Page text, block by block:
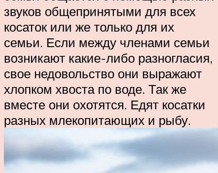
звуков общепринятыми для всех
косаток или же только для их
семьи. Если между членами семьи
возникают какие-либо разногласия,
свое недовольство они выражают
хлопком хвоста по воде. Так же
вместе они охотятся. Едят косатки
разных млекопитающих и рыбу.